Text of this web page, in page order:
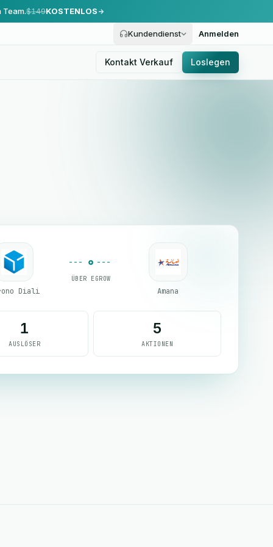
Team.$149KOSTENLOS
Kundendienst Anmelden
Kontakt Verkauf Loslegen
Diali
ÜBER EGROW
Amana
1
AUSLÖSER
5
AKTIONEN